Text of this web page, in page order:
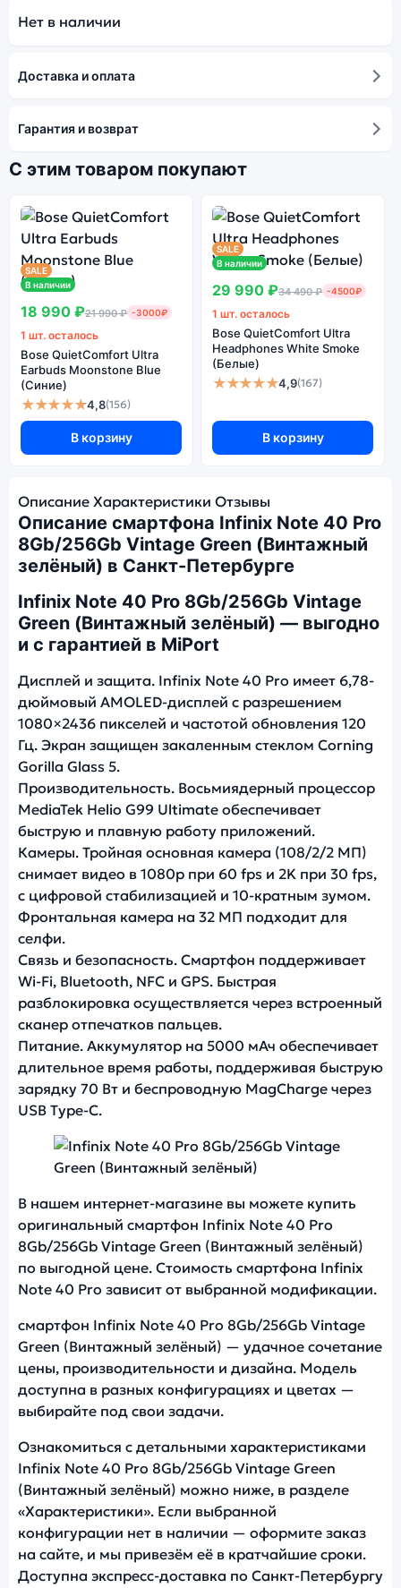
Нет в наличии
Доставка и оплата
Гарантия и возврат
С этим товаром покупают
SALE
В наличии
18 990 ₽21 990 ₽ -3000₽
1 шт. осталось
Bose QuietComfort Ultra
Earbuds Moonstone Blue
(Синие)
★★★★★4,8(156)
В корзину
SALE
В наличии
29 990 ₽34 490 ₽ -4500₽
1 шт. осталось
Bose QuietComfort Ultra
Headphones White Smoke
(Белые)
★★★★★4,9(167)
В корзину
Описание Характеристики Отзывы
Описание смартфона Infinix Note 40 Pro
8Gb/256Gb Vintage Green (Винтажный
зелёный) в Санкт-Петербурге
Infinix Note 40 Pro 8Gb/256Gb Vintage
Green (Винтажный зелёный) — выгодно
и с гарантией в MiPort
Дисплей и защита. Infinix Note 40 Pro имеет 6,78-
дюймовый AMOLED-дисплей с разрешением
1080×2436 пикселей и частотой обновления 120
Гц. Экран защищен закаленным стеклом Corning
Gorilla Glass 5.
Производительность. Восьмиядерный процессор
MediaTek Helio G99 Ultimate обеспечивает
быструю и плавную работу приложений.
Камеры. Тройная основная камера (108/2/2 МП)
снимает видео в 1080p при 60 fps и 2K при 30 fps,
с цифровой стабилизацией и 10-кратным зумом.
Фронтальная камера на 32 МП подходит для
селфи.
Связь и безопасность. Смартфон поддерживает
Wi-Fi, Bluetooth, NFC и GPS. Быстрая
разблокировка осуществляется через встроенный
сканер отпечатков пальцев.
Питание. Аккумулятор на 5000 мАч обеспечивает
длительное время работы, поддерживая быструю
зарядку 70 Вт и беспроводную MagCharge через
USB Type-C.
В нашем интернет-магазине вы можете купить
оригинальный смартфон Infinix Note 40 Pro
8Gb/256Gb Vintage Green (Винтажный зелёный)
по выгодной цене. Стоимость смартфона Infinix
Note 40 Pro зависит от выбранной модификации.
смартфон Infinix Note 40 Pro 8Gb/256Gb Vintage
Green (Винтажный зелёный) — удачное сочетание
цены, производительности и дизайна. Модель
доступна в разных конфигурациях и цветах —
выбирайте под свои задачи.
Ознакомиться с детальными характеристиками
Infinix Note 40 Pro 8Gb/256Gb Vintage Green
(Винтажный зелёный) можно ниже, в разделе
«Характеристики». Если выбранной
конфигурации нет в наличии — оформите заказ
на сайте, и мы привезём её в кратчайшие сроки.
Доступна экспресс-доставка по Санкт-Петербургу